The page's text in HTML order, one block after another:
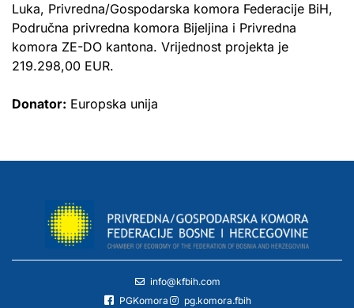
Luka, Privredna/Gospodarska komora Federacije BiH,
Područna privredna komora Bijeljina i Privredna
komora ZE-DO kantona. Vrijednost projekta je
219.298,00 EUR.
Donator: Europska unija
info@kfbih.com
PGKomora
pg.komora.fbih